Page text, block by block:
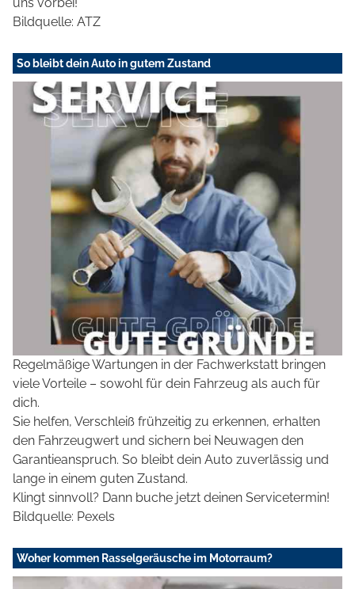
Bildquelle: ATZ
So bleibt dein Auto in gutem Zustand
Regelmäßige Wartungen in der Fachwerkstatt bringen
viele Vorteile – sowohl für dein Fahrzeug als auch für
dich.
Sie helfen, Verschleiß frühzeitig zu erkennen, erhalten
den Fahrzeugwert und sichern bei Neuwagen den
Garantieanspruch. So bleibt dein Auto zuverlässig und
lange in einem guten Zustand.
Klingt sinnvoll? Dann buche jetzt deinen Servicetermin!
Bildquelle: Pexels
Woher kommen Rasselgeräusche im Motorraum?